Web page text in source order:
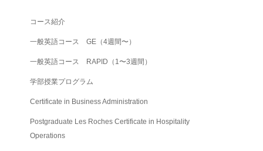
コース紹介
一般英語コース GE（4週間〜）
一般英語コース RAPID（1〜3週間）
学部授業プログラム
Certificate in Business Administration
Postgraduate Les Roches Certificate in Hospitality
Operations